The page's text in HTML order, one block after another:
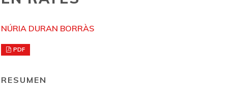
NÚRIA DURAN BORRÀS
PDF
RESUMEN